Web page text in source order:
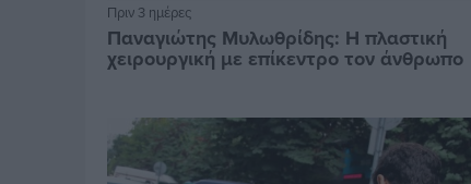
Πριν 3 ημέρες
Παναγιώτης Μυλωθρίδης: Η πλαστική
χειρουργική με επίκεντρο τον άνθρωπο